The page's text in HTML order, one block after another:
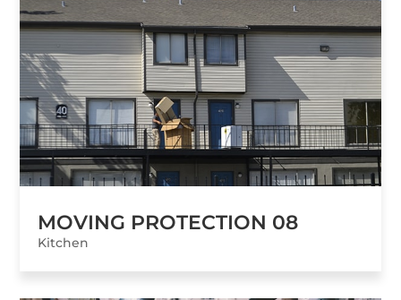
MOVING PROTECTION 08
Kitchen